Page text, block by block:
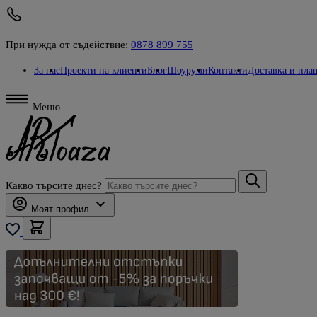
При нужда от съдействие: 0878 899 755
За насПроекти на клиентиБлогШоурумиКонтактиДоставка и
Меню
Какво търсите днес?
Моят профил